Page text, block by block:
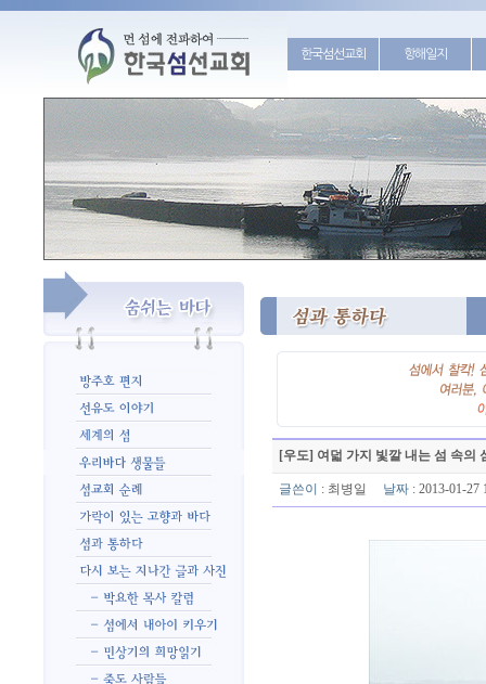
한국섬선교회 항해일지
[우도] 여덟 가지 빛깔 내는 섬 속의
글쓴이 : 최병일 날짜: 2013-01-